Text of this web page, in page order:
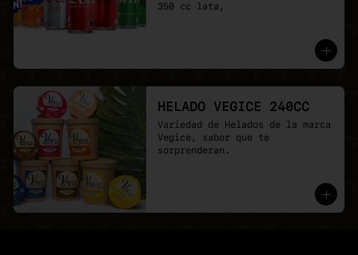
350 cc lata,
HELADO VEGICE 240CC
Variedad de Helados de la marca
Vegice, sabor que te
sorprenderan.